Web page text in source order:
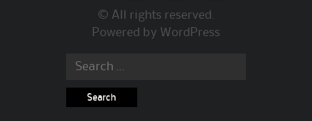
© All rights reserved.
Powered by WordPress
Search